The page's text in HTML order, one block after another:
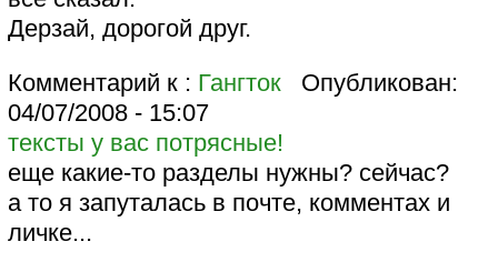
Дерзай, дорогой друг.
Комментарий к : Гангток
Опубликован:
04/07/2008 - 15:07
тексты у вас потрясные!
еще какие-то разделы нужны? сейчас?
а то я запуталась в почте, комментах и
личке...